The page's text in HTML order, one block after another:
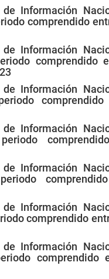
Información
comprendido
Información
comprendido
Información
Información
Información
Información
comprendido
Información
comprendido